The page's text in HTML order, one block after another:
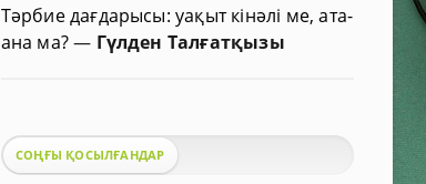
Тәрбие дағдарысы: уақыт кінәлі ме, ата-
ана ма?— Гүлден Талғатқызы
СОҢҒЫ ҚОСЫЛҒАНДАР